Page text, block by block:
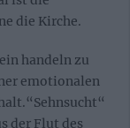
die Kirche.
handeln zu
emotionalen
der Flut des